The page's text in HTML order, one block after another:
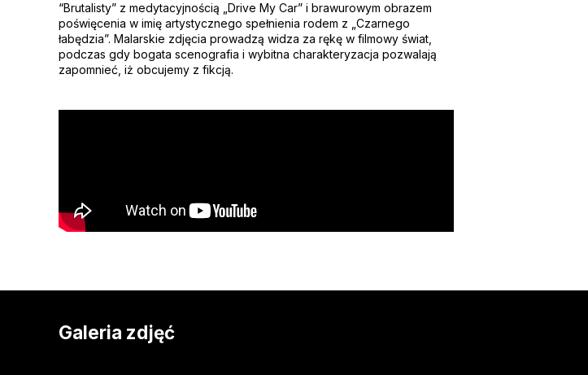
“Brutalisty” z medytacyjnością „Drive My Car” i brawurowym obrazem
poświęcenia w imię artystycznego spełnienia rodem z „Czarnego
łabędzia”. Malarskie zdjęcia prowadzą widza za rękę w filmowy świat,
podczas gdy bogata scenografia i wybitna charakteryzacja pozwalają
zapomnieć, iż obcujemy z fikcją.
Galeria zdjęć